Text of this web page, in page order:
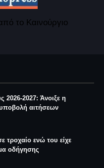
το Καινούργιο
2026-2027: Άνοιξε η
αιτήσεων
τροχαίο ενώ του είχε
οδήγησης